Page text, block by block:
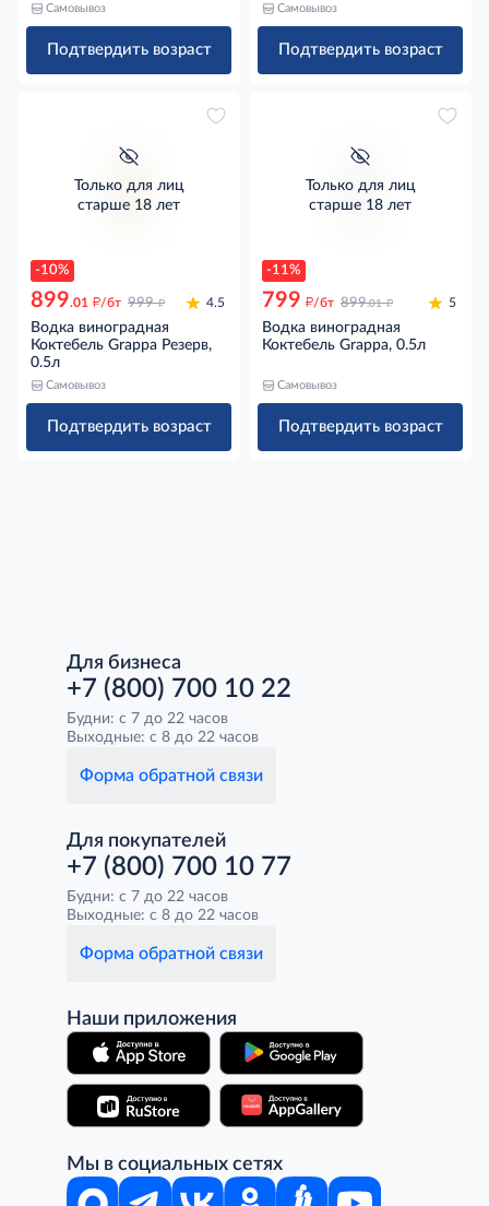
Самовывоз
Подтвердить возраст
Самовывоз
Подтвердить возраст
-10%
Только для лиц
старше 18 лет
899.01 д/бт 999 д 4.5
Водка виноградная
Коктебель Grappa Резерв,
0.5л
Самовывоз
Подтвердить возраст
-11%
Только для лиц
старше 18 лет
799 д/бт 899.01 д 5
Водка виноградная
Коктебель Grappa, 0.5л
Самовывоз
Подтвердить возраст
Для бизнеса
+7 (800) 700 10 22
Будни: с 7 до 22 часов
Выходные: с 8 до 22 часов
Форма обратной связи
Для покупателей
+7 (800) 700 10 77
Будни: с 7 до 22 часов
Выходные: с 8 до 22 часов
Форма обратной связи
Наши приложения
Мы в социальных сетях